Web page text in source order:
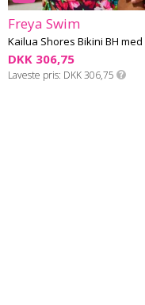
Freya Swim
DKK 306,75
Laveste pris DKK 306,75